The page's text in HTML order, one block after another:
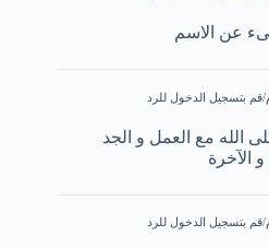
عن الاسم
قم بتسجيل الدخول للرد
الله مع العمل و الجد
الآخرة
قم بتسجيل الدخول للرد